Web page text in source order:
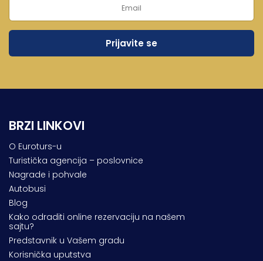
BRZI LINKOVI
O Euroturs-u
Turistička agencija – poslovnice
Nagrade i pohvale
Autobusi
Blog
Kako odraditi online rezervaciju na našem
sajtu?
Predstavnik u Vašem gradu
Korisnička uputstva
Lukovska Banja
Vrdnik